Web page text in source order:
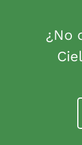
¿No